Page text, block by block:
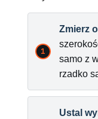
Zmierz
samo z
rzadko
Ustal